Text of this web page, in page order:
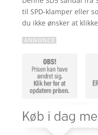
til SPD-klamper eller
du ikke ønsker at